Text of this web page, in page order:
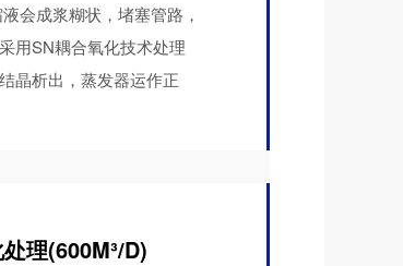
会成浆糊状，堵塞管路，
用SN耦合氧化技术处理
晶析出，蒸发器运作正
理(600M³/D)